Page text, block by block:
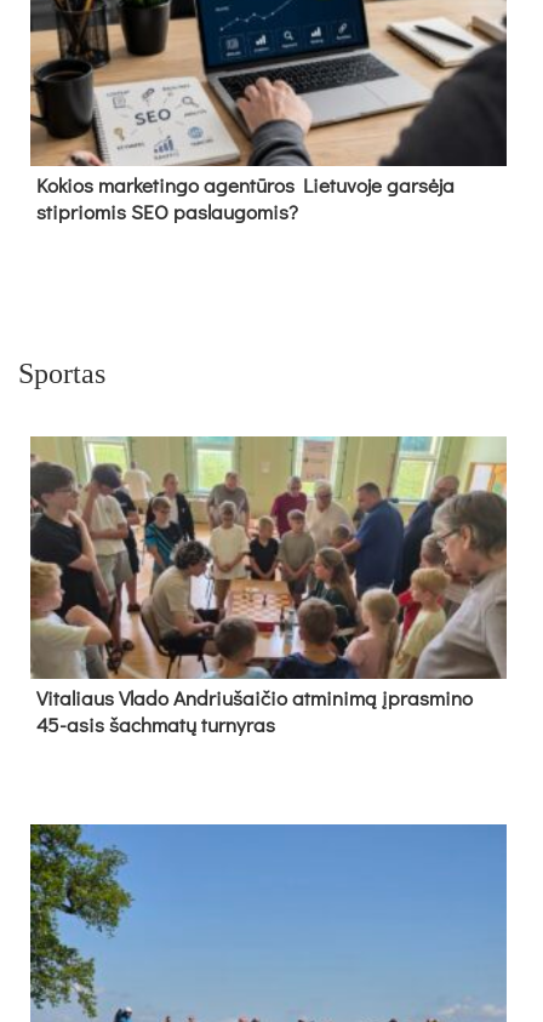
Kokios marketingo agentūros Lietuvoje garsėja
stipriomis SEO paslaugomis?
Sportas
Vi­ta­liaus Vla­do And­riu­šai­čio at­mi­ni­mą įpras­mi­no
45-asis šach­ma­tų tur­ny­ras